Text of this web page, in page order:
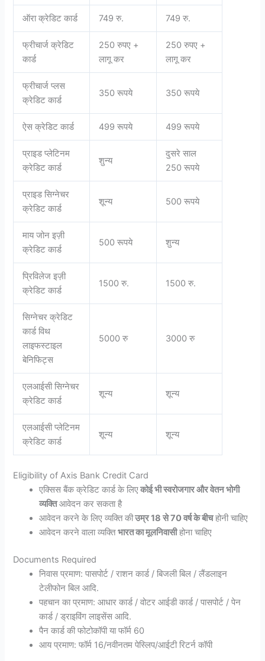
ऑरा क्रेडिट कार्ड 749 रु. 749 रु.
फ्रीचार्ज क्रेडिट
कार्ड
250 रुपए +
लागू कर
250 रुपए +
लागू कर
फ्रीचार्ज प्लस
क्रेडिट कार्ड
350 रूपये 350 रूपये
ऐस क्रेडिट कार्ड 499 रूपये 499 रूपये
प्राइड प्लेटिनम
क्रेडिट कार्ड
शुन्य
दुसरे साल
250 रूपये
प्राइड सिग्नेचर
क्रेडिट कार्ड
शून्य 500 रूपये
माय जोन इज़ी
क्रेडिट कार्ड
500 रूपये शुन्य
प्रिविलेज इज़ी
क्रेडिट कार्ड
1500 रु. 1500 रु.
सिग्नेचर क्रेडिट
कार्ड विथ
लाइफस्टाइल
बेनिफिट्स
5000 रु 3000 रु
एलआईसी सिग्नेचर
क्रेडिट कार्ड
शून्य शून्य
एलआईसी प्लेटिनम
क्रेडिट कार्ड
शून्य शून्य
Eligibility of Axis Bank Credit Card
एक्सिस बैंक क्रेडिट कार्ड के लिएकोई भी स्वरोजगार और वेतन भोगी
व्यक्तिआवेदन कर सकता है
आवेदन करने के लिए व्यक्ति कीउम्र 18 से 70 वर्ष के बीचहोनी चाहिए
आवेदन करने वाला व्यक्तिभारत का मूलनिवासीहोना चाहिए
Documents Required
निवास प्रमाण: पासपोर्ट / राशन कार्ड / बिजली बिल / लैंडलाइन
टेलीफोन बिल आदि.
पहचान का प्रमाण: आधार कार्ड / वोटर आईडी कार्ड / पासपोर्ट / पेन
कार्ड / ड्राइविंग लाइसेंस आदि.
पैन कार्ड की फोटोकॉपी या फॉर्म 60
आय प्रमाण: फॉर्म 16/नवीनतम पेस्लिप/आईटी रिटर्न कॉपी